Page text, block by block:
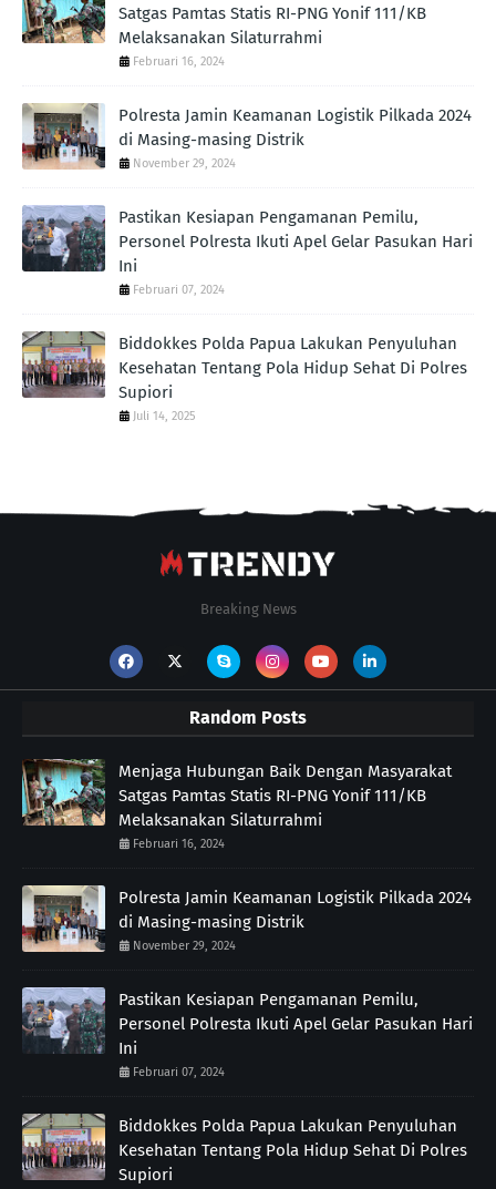
Satgas Pamtas Statis RI-PNG Yonif 111/KB
Melaksanakan Silaturrahmi
Februari 16, 2024
Polresta Jamin Keamanan Logistik Pilkada 2024
di Masing-masing Distrik
November 29, 2024
Pastikan Kesiapan Pengamanan Pemilu,
Personel Polresta Ikuti Apel Gelar Pasukan Hari
Ini
Februari 07, 2024
Biddokkes Polda Papua Lakukan Penyuluhan
Kesehatan Tentang Pola Hidup Sehat Di Polres
Supiori
Juli 14, 2025
Breaking News
Random Posts
Menjaga Hubungan Baik Dengan Masyarakat
Satgas Pamtas Statis RI-PNG Yonif 111/KB
Melaksanakan Silaturrahmi
Februari 16, 2024
Polresta Jamin Keamanan Logistik Pilkada 2024
di Masing-masing Distrik
November 29, 2024
Pastikan Kesiapan Pengamanan Pemilu,
Personel Polresta Ikuti Apel Gelar Pasukan Hari
Ini
Februari 07, 2024
Biddokkes Polda Papua Lakukan Penyuluhan
Kesehatan Tentang Pola Hidup Sehat Di Polres
Supiori